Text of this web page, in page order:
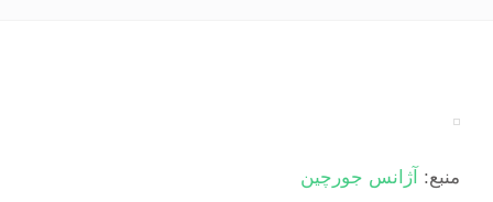
منبع:آژانس جورچین